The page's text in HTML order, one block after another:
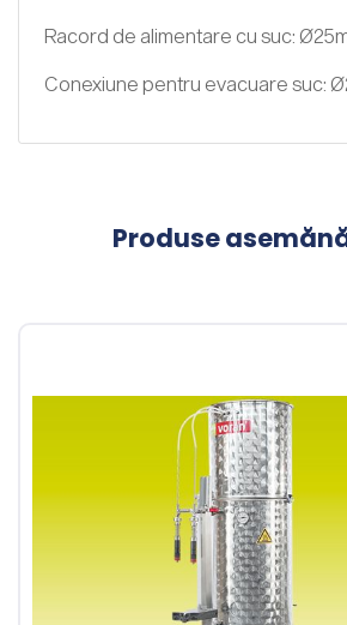
Racord de alimentare cu suc:
Conexiune pentru evacuare suc:
Produse